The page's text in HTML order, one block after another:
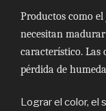
Productos como
necesitan
característico. Las
pérdida de
Lograr el color, el